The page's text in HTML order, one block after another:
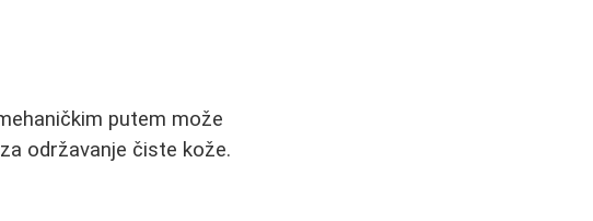
putem može
održavanje čiste kože.